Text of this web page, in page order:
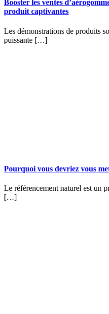
Booster les ventes
produit captivantes
Les démonstrations de produits
puissante […]
Pourquoi vous devriez vous
Le référencement naturel est un
[…]